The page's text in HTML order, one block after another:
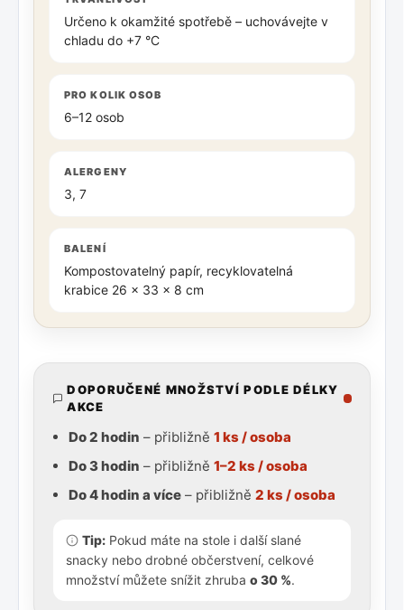
Určeno k okamžité spotřebě – uchovávejte v
chladu do +7 °C
PRO KOLIK OSOB
6–12 osob
ALERGENY
3, 7
BALENÍ
Kompostovatelný papír, recyklovatelná
krabice 26 × 33 × 8 cm
DOPORUČENÉ MNOŽSTVÍ PODLE DÉLKY
AKCE
Do 2 hodin – přibližně 1 ks / osoba
Do 3 hodin – přibližně 1–2 ks / osoba
Do 4 hodin a více – přibližně 2 ks / osoba
Tip: Pokud máte na stole i další slané
snacky nebo drobné občerstvení, celkové
množství můžete snížit zhruba o 30 %.